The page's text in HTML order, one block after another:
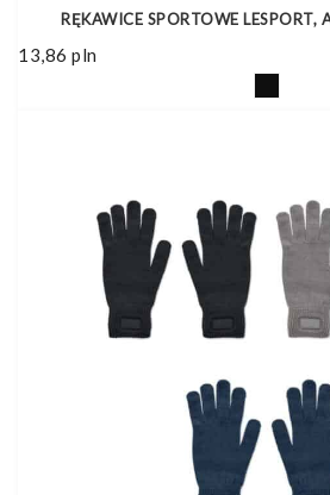
RĘKAWICE SPORTOWE LESPORT,
13,86 pln